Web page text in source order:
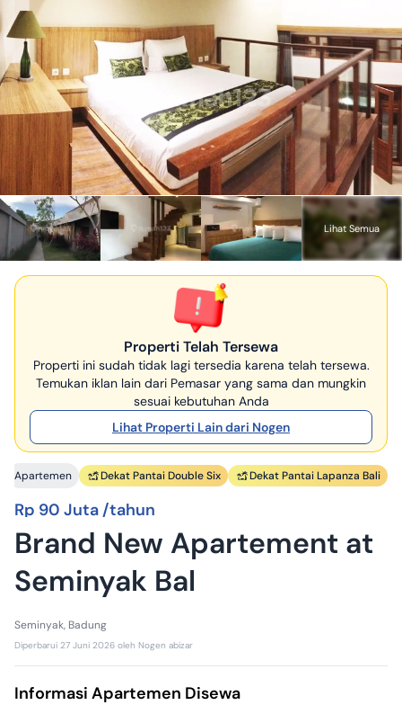
Lihat Semua
Properti Telah Tersewa
Properti ini sudah tidak lagi tersedia karena telah tersewa.
Temukan iklan lain dari Pemasar yang sama dan mungkin
sesuai kebutuhan Anda
Lihat Properti Lain dari Nogen
Apartemen Dekat Pantai Double Six Dekat Pantai Lapanza Bali
Rp 90 Juta /tahun
Brand New Apartement at
Seminyak Bal
Seminyak, Badung
Diperbarui 27 Juni 2026 oleh Nogen abizar
Informasi Apartemen Disewa